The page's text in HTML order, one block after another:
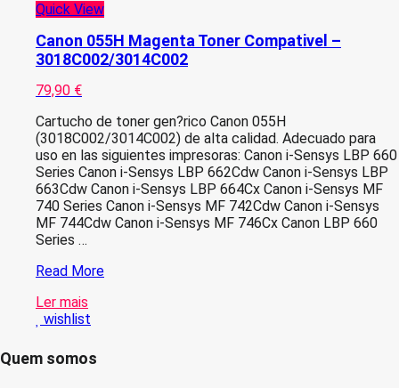
Quick View
Canon 055H Magenta Toner Compativel –
3018C002/3014C002
79,90 €
Cartucho de toner gen?rico Canon 055H
(3018C002/3014C002) de alta calidad. Adecuado para
uso en las siguientes impresoras: Canon i-Sensys LBP 660
Series Canon i-Sensys LBP 662Cdw Canon i-Sensys LBP
663Cdw Canon i-Sensys LBP 664Cx Canon i-Sensys MF
740 Series Canon i-Sensys MF 742Cdw Canon i-Sensys
MF 744Cdw Canon i-Sensys MF 746Cx Canon LBP 660
Series …
Canon
Magenta
Toner
–
Read More
Ler mais
wishlist
Quem somos